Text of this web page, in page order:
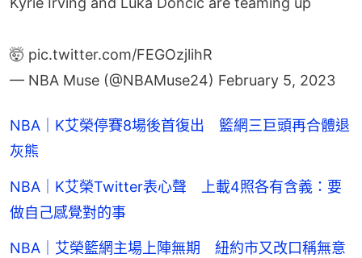
🤯 pic.twitter.com/FEGOzjlihR
— NBA Muse (@NBAMuse24) February 5, 2023
NBA｜K艾榮停賽8場後首復出 籃網三巨頭再合體退
灰熊
NBA｜K艾榮Twitter表心聲 上載4照各有含義：要
做自己感覺對的事
NBA｜艾榮籃網主場上陣無期 紐約市又改口稱無意